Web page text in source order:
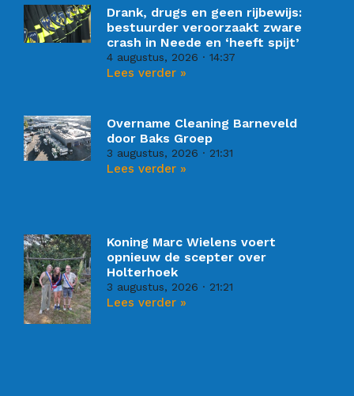
Drank, drugs en geen rijbewijs:
bestuurder veroorzaakt zware
crash in Neede en ‘heeft spijt’
4 augustus, 2026 14:37
Lees verder »
Overname Cleaning Barneveld
door Baks Groep
3 augustus, 2026 21:31
Lees verder »
Koning Marc Wielens voert
opnieuw de scepter over
Holterhoek
3 augustus, 2026 21:21
Lees verder »